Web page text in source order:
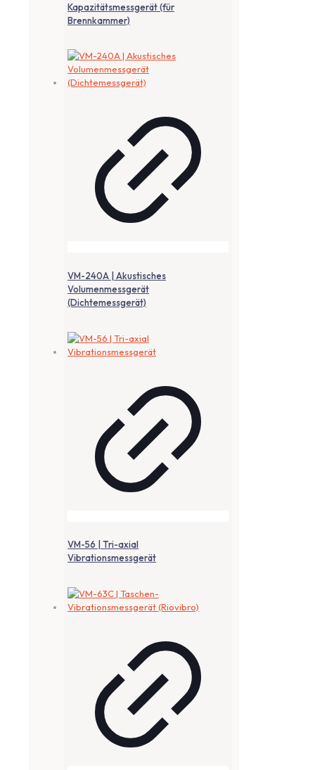
Kapazitätsmessgerät (für
Brennkammer)
VM-240A | Akustisches
Volumenmessgerät
(Dichtemessgerät)
VM-56 | Tri-axial
Vibrationsmessgerät